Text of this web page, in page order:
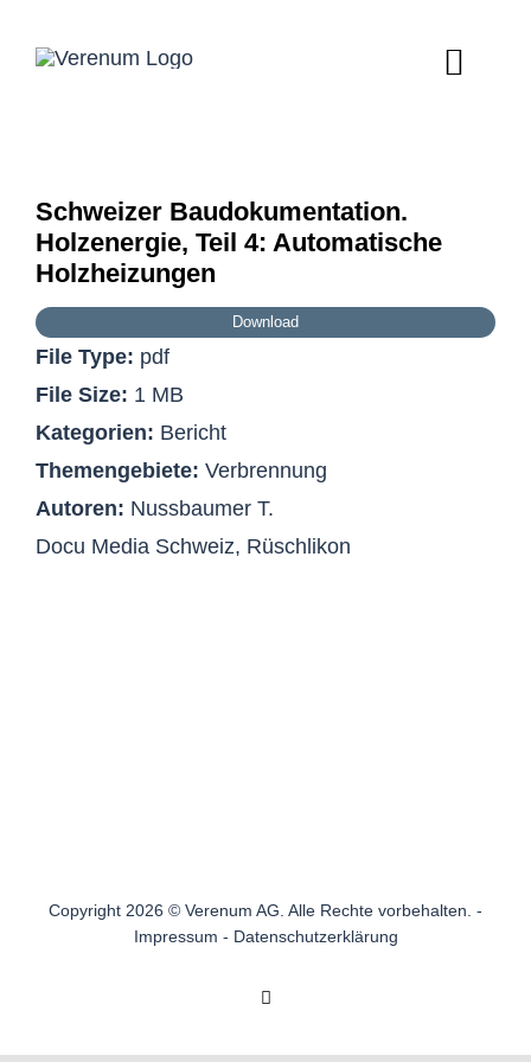
Dienstleistungen
Publikationen
Zeige
grösseres
Schweizer Baudokumentation.
Holzenergie, Teil 4: Automatische
Holzheizungen
Docu Media Schweiz, Rüschlikon
Download
File Type: pdf
File Size: 1 MB
Kategorien: Bericht
Themengebiete: Verbrennung
Autoren: Nussbaumer T.
Copyright 2026 © Verenum AG. Alle Rechte vorbehalten. -
Impressum - Datenschutzerklärung